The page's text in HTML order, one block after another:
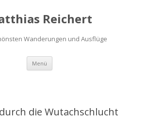
Reichert
Wanderungen und Ausflüge
Menü Zum
springen
die Wutachschlucht